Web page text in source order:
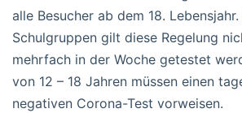
alle Besucher ab dem 18.
Schulgruppen gilt diese Regelung
mehrfach in der Woche getestet
von 12 – 18 Jahren müssen einen
negativen Corona-Test vorweisen.